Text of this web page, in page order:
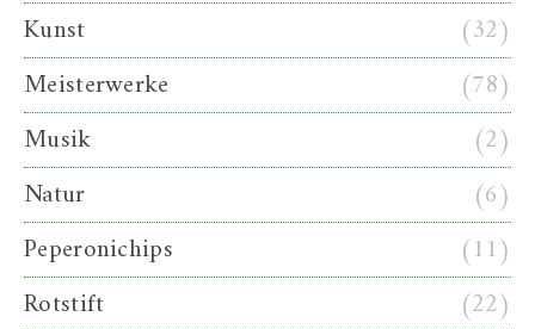
Kunst
(32)
Meisterwerke
(78)
Musik
(2)
Natur
(6)
Peperonichips
(11)
Rotstift
(22)